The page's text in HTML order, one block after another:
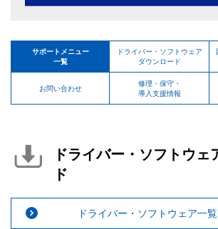
サポートメニュー
一覧
ドライバー・ソフトウェア
ダウンロード
お問い合わせ
修理・保守・
導入支援情報
ドライバー・ソフトウェ
ド
ドライバー・ソフトウェア一覧